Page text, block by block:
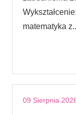
matematyka
09 Sierpnia